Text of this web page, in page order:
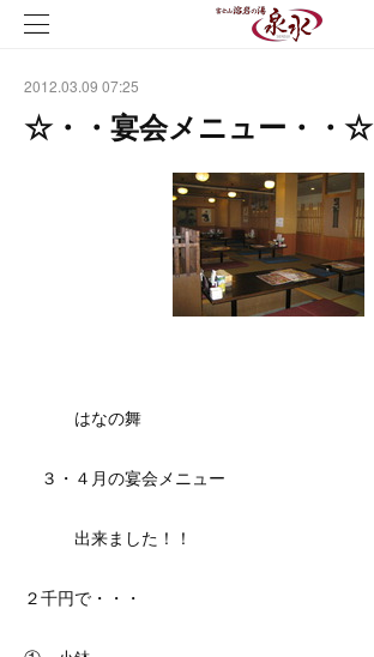
2012.03.09 07:25
☆・・宴会メニュー・・☆
はなの舞
３・４月の宴会メニュー
出来ました！！
２千円で・・・